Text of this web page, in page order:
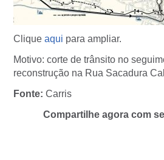
Clique aqui para ampliar.
Motivo: corte de trânsito no
reconstrução na Rua Sacadura
Fonte: Carris
Compartilhe agora com